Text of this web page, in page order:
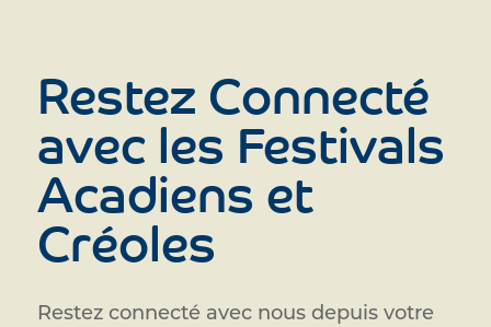
Restez Connecté
avec les Festivals
Acadiens et
Créoles
Restez connecté avec nous depuis votre